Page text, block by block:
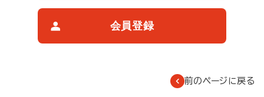
会員登録
前のページに戻る